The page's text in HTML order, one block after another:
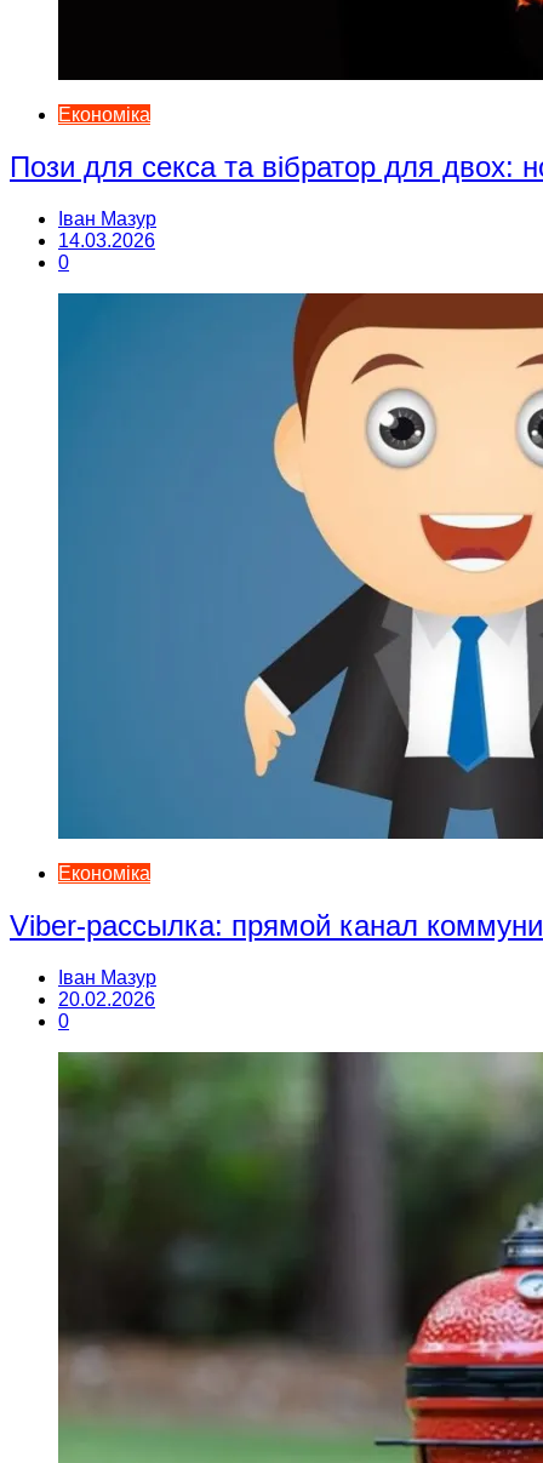
Економіка
Пози для секса та вібратор для двох:
Іван Мазур
14.03.2026
0
Економіка
Viber-рассылка: прямой канал
Іван Мазур
20.02.2026
0